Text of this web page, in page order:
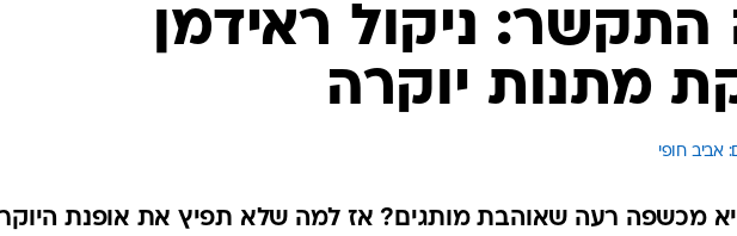
התקשר: ניקול ראידמן
מתנות יוקרה
אביב חופי
מכשפה רעה שאוהבת מותגים? אז למה שלא תפיץ את אופנת